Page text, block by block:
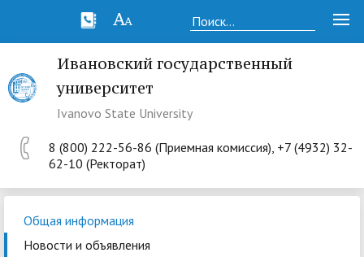
Ивановский государственный
университет
Ivanovo State University
8 (800) 222-56-86 (Приемная комиссия), +7 (4932) 32-
62-10 (Ректорат)
Общая информация
Новости и объявления